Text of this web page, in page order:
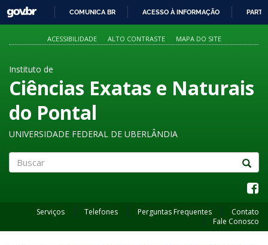
PARA
O
GOVBR
COMUNICA BR ACESSO À INFORMAÇÃO
ACESSIBILIDADE ALTO CONTRASTE MAPA DO SITE
Instituto de
Ciências Exatas e Naturais
do Pontal
UNIVERSIDADE FEDERAL DE UBERLÂNDIA
Serviços Telefones Perguntas Frequentes
Contato
Fale Conosco